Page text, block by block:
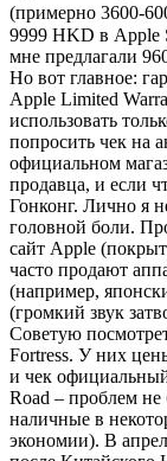
(примерно 3600-
9999 HKD в Apple
мне предлагали
Но вот главное:
Apple Limited
использовать
попросить чек на
официальном
продавца, и если
Гонконг. Лично я
головной боли.
сайт Apple
часто продают
(например,
(громкий звук
Советую
Fortress. У них
и чек
Road – проблем не
наличные в
экономии). В